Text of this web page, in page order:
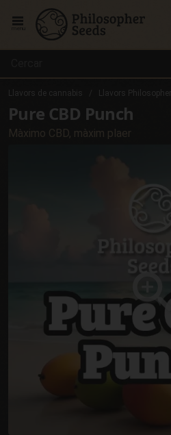
Llavors de cannabis Llavors Philosopher
Pure CBD Punch
Màximo CBD, màxim plaer